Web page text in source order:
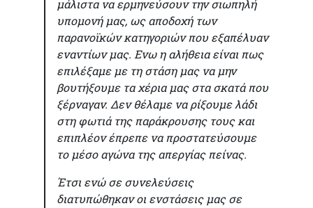
μάλιστα να ερμηνεύσουν την σιωπηλή
υπομονή μας, ως αποδοχή των
παρανοϊκών κατηγοριών που εξαπέλυαν
εναντίων μας. Ενω η αλήθεια είναι πως
επιλέξαμε με τη στάση μας να μην
βουτήξουμε τα χέρια μας στα σκατά που
ξέρναγαν. Δεν θέλαμε να ρίξουμε λάδι
στη φωτιά της παράκρουσης τους και
επιπλέον έπρεπε να προστατεύσουμε
το μέσο αγώνα της απεργίας πείνας.
Έτσι ενώ σε συνελεύσεις
διατυπώθηκαν οι ενστάσεις μας σε